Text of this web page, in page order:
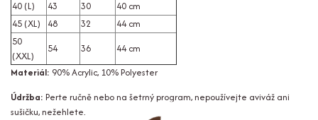
40 (L)
43 30
40 cm
45 (XL)
48 32
44 cm
50
(XXL)
54 36
44 cm
Materiál: 90% Acrylic, 10% Polyester
Údržba: Perte ručně nebo na šetrný program, nepoužívejte aviváž ani
sušičku, nežehlete.